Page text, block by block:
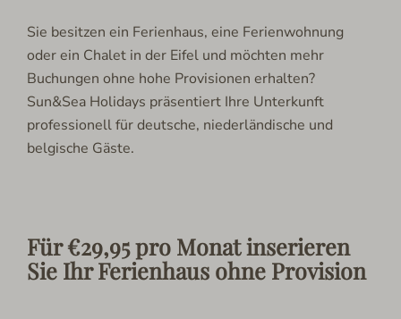
Sie besitzen ein Ferienhaus, eine Ferienwohnung
oder ein Chalet in der Eifel und möchten mehr
Buchungen ohne hohe Provisionen erhalten?
Sun&Sea Holidays präsentiert Ihre Unterkunft
professionell für deutsche, niederländische und
belgische Gäste.
Für €29,95 pro Monat inserieren
Sie Ihr Ferienhaus ohne Provision